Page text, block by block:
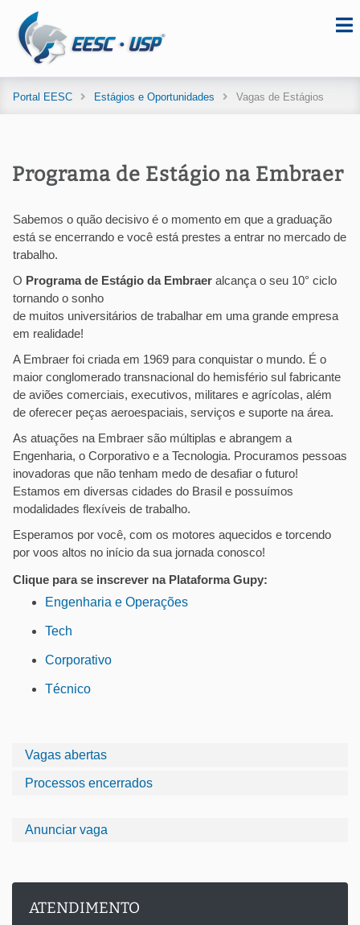
Portal EESC Estágios e Oportunidades Vagas de Estágios
Vagas abertas
Processos encerrados
Anunciar vaga
ATENDIMENTO
Programa de Estágio na Embraer
Sabemos o quão decisivo é o momento em que a graduação
está se encerrando e você está prestes a entrar no mercado de
trabalho.
O Programa de Estágio da Embraer alcança o seu 10° ciclo
tornando o sonho
de muitos universitários de trabalhar em uma grande empresa
em realidade!
A Embraer foi criada em 1969 para conquistar o mundo. É o
maior conglomerado transnacional do hemisfério sul fabricante
de aviões comerciais, executivos, militares e agrícolas, além
de oferecer peças aeroespaciais, serviços e suporte na área.
As atuações na Embraer são múltiplas e abrangem a
Engenharia, o Corporativo e a Tecnologia. Procuramos pessoas
inovadoras que não tenham medo de desafiar o futuro!
Estamos em diversas cidades do Brasil e possuímos
modalidades flexíveis de trabalho.
Esperamos por você, com os motores aquecidos e torcendo
por voos altos no início da sua jornada conosco!
Clique para se inscrever na Plataforma Gupy:
Engenharia e Operações
Tech
Corporativo
Técnico